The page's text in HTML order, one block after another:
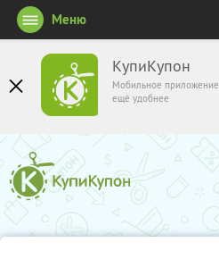
КупиКупон
Мобильное приложение
ещё удобнее
Меню